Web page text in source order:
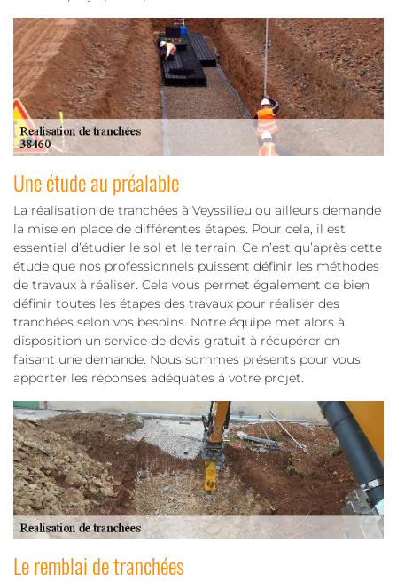
Une étude au préalable
La réalisation de tranchées à Veyssilieu ou ailleurs demande
la mise en place de différentes étapes. Pour cela, il est
essentiel d’étudier le sol et le terrain. Ce n’est qu’après cette
étude que nos professionnels puissent définir les méthodes
de travaux à réaliser. Cela vous permet également de bien
définir toutes les étapes des travaux pour réaliser des
tranchées selon vos besoins. Notre équipe met alors à
disposition un service de devis gratuit à récupérer en
faisant une demande. Nous sommes présents pour vous
apporter les réponses adéquates à votre projet.
Le remblai de tranchées